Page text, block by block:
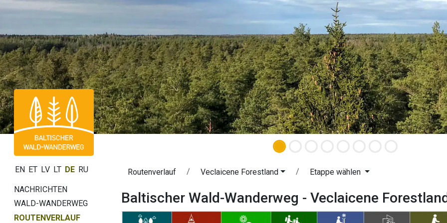
EN ET LV LT DE RU
NACHRICHTEN
WALD-WANDERWEG
ROUTENVERLAUF
Routenverlauf Veclaicene Forestland Etappe wählen
Baltischer Wald-Wanderweg - Veclaicene